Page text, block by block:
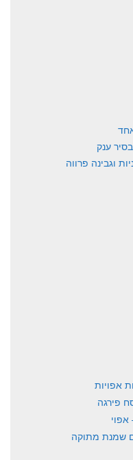
ענק
וגבינה פרווה
אפויות
פירגה
שמנת מתוקה